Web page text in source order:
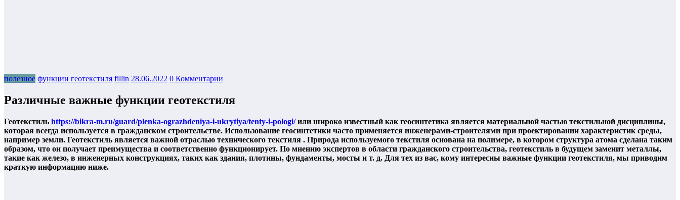
полезное функции геотекстиля fillin 28.06.2022 0 Комментарии
Различные важные функции геотекстиля
Геотекстиль https://bikra-m.ru/guard/plenka-ograzhdeniya-i-ukrytiya/tenty-i-pologi/или широко известный как геосинтетика является материальной частью текстильной дисциплины,
которая всегда используется в гражданском строительстве. Использование геосинтетики часто применяется инженерами-строителями при проектировании характеристик среды,
например земли. Геотекстиль является важной отраслью технического текстиля . Природа используемого текстиля основана на полимере, в котором структура атома сделана таким
образом, что он получает преимущества и соответственно функционирует. По мнению экспертов в области гражданского строительства, геотекстиль в будущем заменит металлы,
такие как железо, в инженерных конструкциях, таких как здания, плотины, фундаменты, мосты и т. д. Для тех из вас, кому интересны важные функции геотекстиля, мы приводим
краткую информацию ниже.